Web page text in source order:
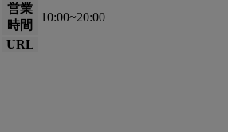
営業
時間
10:00~20:00
URL